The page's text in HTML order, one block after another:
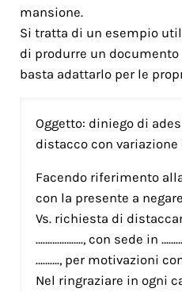
mansione.
Si tratta di un esempio
di produrre un
basta adattarlo per le
Oggetto: diniego di
distacco con
Facendo riferimento
con la presente a
Vs. richiesta di
……………….., con sede in
………., per motivazioni
Nel ringraziare in ogni